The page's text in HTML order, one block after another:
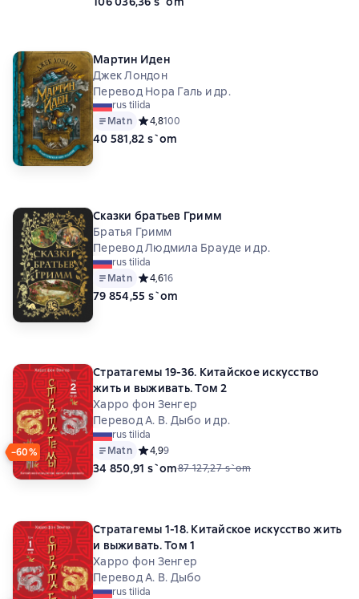
Мартин Иден
Джек Лондон
Перевод Нора Галь и др.
rus tilida
Matn Средний рейтинг 4,8 на основе 100 оценок
4,8100
40 581,82 s`om
Сказки братьев Гримм
Братья Гримм
Перевод Людмила Брауде и др.
rus tilida
Matn Средний рейтинг 4,6 на основе 16 оценок
4,616
79 854,55 s`om
−60%
Стратагемы 19-36. Китайское искусство
жить и выживать. Том 2
Харро фон Зенгер
Перевод А. В. Дыбо и др.
rus tilida
Matn Средний рейтинг 4,9 на основе 9 оценок
4,99
34 850,91 s`om87 127,27 s`om
Стратагемы 1-18. Китайское искусство жить
и выживать. Том 1
Харро фон Зенгер
Перевод А. В. Дыбо
rus tilida